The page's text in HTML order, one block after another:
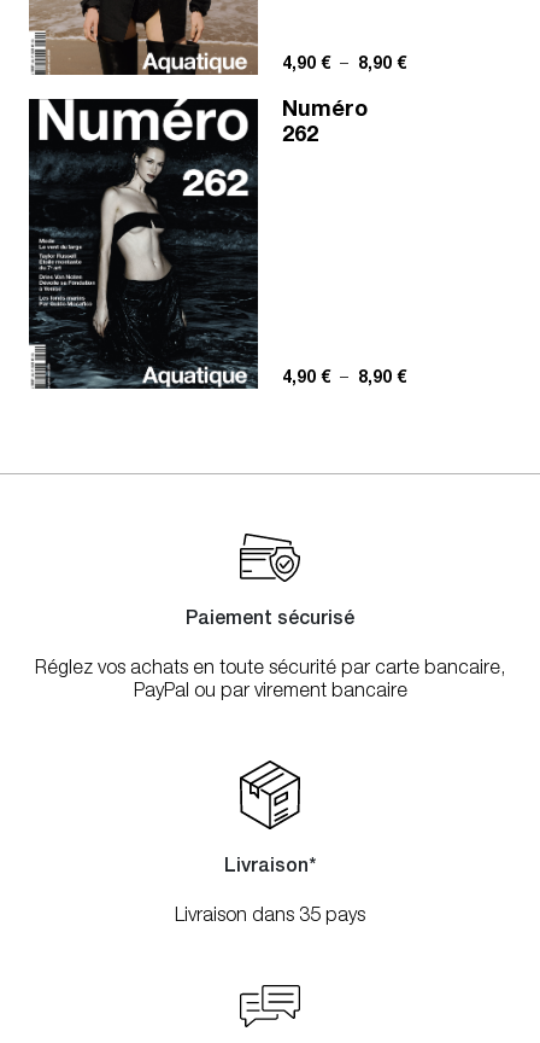
4,90 € – 8,90 €Plage de prix :
Numéro
262
4,90 € – 8,90 €Plage de prix :
Paiement sécurisé
Réglez vos achats en toute sécurité par carte bancaire,
PayPal ou par virement bancaire
Livraison*
Livraison dans 35 pays